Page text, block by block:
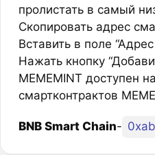
пролистать в самый
Скопировать адрес
Вставить в поле
Нажать кнопку
MEMEMINT доступен
смартконтрактов
BNB Smart Chain-